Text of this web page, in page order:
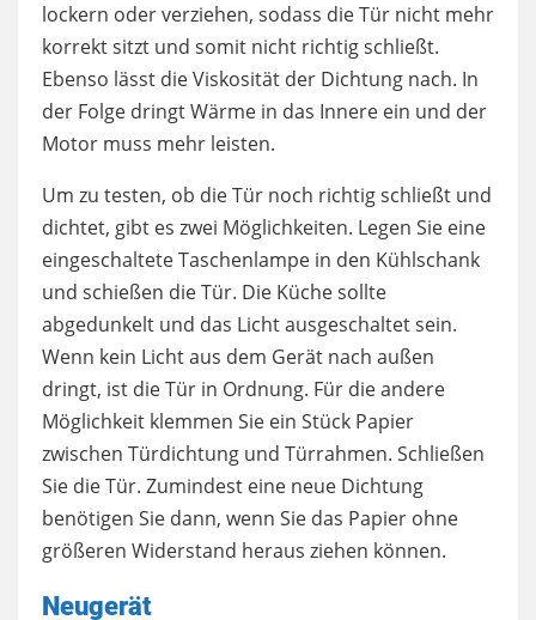
lockern oder verziehen, sodass die Tür nicht mehr
korrekt sitzt und somit nicht richtig schließt.
Ebenso lässt die Viskosität der Dichtung nach. In
der Folge dringt Wärme in das Innere ein und der
Motor muss mehr leisten.
Um zu testen, ob die Tür noch richtig schließt und
dichtet, gibt es zwei Möglichkeiten. Legen Sie eine
eingeschaltete Taschenlampe in den Kühlschank
und schießen die Tür. Die Küche sollte
abgedunkelt und das Licht ausgeschaltet sein.
Wenn kein Licht aus dem Gerät nach außen
dringt, ist die Tür in Ordnung. Für die andere
Möglichkeit klemmen Sie ein Stück Papier
zwischen Türdichtung und Türrahmen. Schließen
Sie die Tür. Zumindest eine neue Dichtung
benötigen Sie dann, wenn Sie das Papier ohne
größeren Widerstand heraus ziehen können.
Neugerät